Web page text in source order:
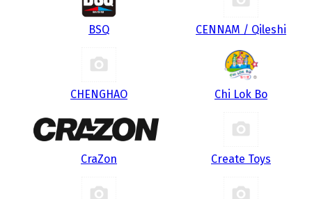
BSQ CENNAM / Qileshi
CHENGHAO Chi Lok Bo
CraZon Create Toys